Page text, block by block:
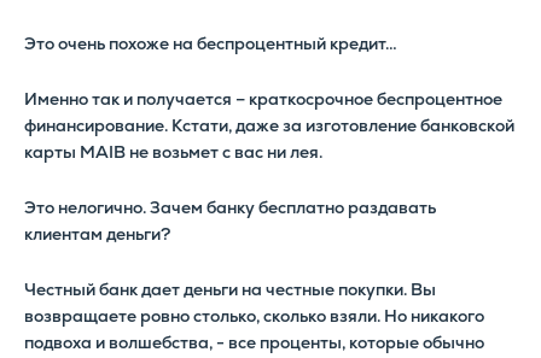
Это очень похоже на беспроцентный кредит…
Именно так и получается – краткосрочное беспроцентное
финансирование. Кстати, даже за изготовление банковской
карты MAIB не возьмет с вас ни лея.
Это нелогично. Зачем банку бесплатно раздавать
клиентам деньги?
Честный банк дает деньги на честные покупки. Вы
возвращаете ровно столько, сколько взяли. Но никакого
подвоха и волшебства, - все проценты, которые обычно